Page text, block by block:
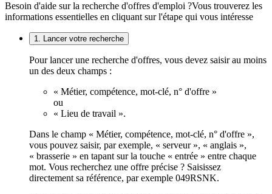
Besoin d'aide sur la recherche d'offres d'emploi ?Vous trouverez les
informations essentielles en cliquant sur l'étape qui vous intéresse
1. Lancer votre recherche
Pour lancer une recherche d'offres, vous devez saisir au moins
un des deux champs :
« Métier, compétence, mot-clé, n° d'offre »
ou
« Lieu de travail ».
Dans le champ « Métier, compétence, mot-clé, n° d'offre »,
vous pouvez saisir, par exemple, « serveur », « anglais »,
« brasserie » en tapant sur la touche « entrée » entre chaque
mot. Vous recherchez une offre précise ? Saisissez
directement sa référence, par exemple 049RSNK.